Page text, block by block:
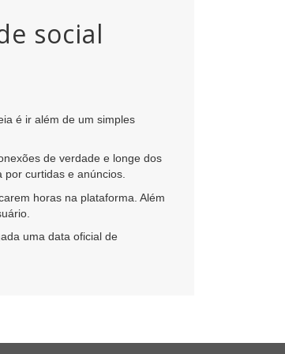
social
é ir além de um simples
de verdade e longe dos
por curtidas e anúncios.
horas na plataforma. Além
uma data oficial de